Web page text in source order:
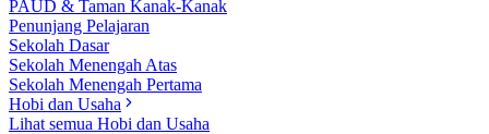
PAUD & Taman Kanak-Kanak
Penunjang Pelajaran
Sekolah Dasar
Sekolah Menengah Atas
Sekolah Menengah Pertama
Hobi dan Usaha
Lihat semua Hobi dan Usaha